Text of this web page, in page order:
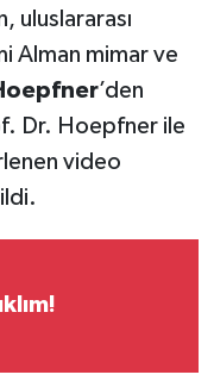
uluslararası
Alman mimar ve
’den
Dr. Hoepfner ile
video